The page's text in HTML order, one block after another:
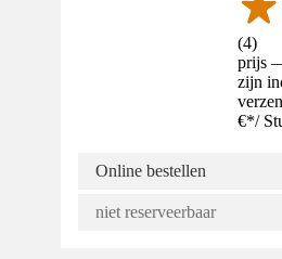
(4)
prijs
zijn
€*/
Online bestellen
niet reserveerbaar